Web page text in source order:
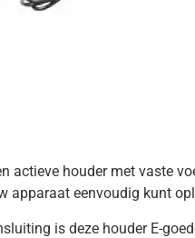
actieve houder met vaste
apparaat eenvoudig kunt
is deze houder E-